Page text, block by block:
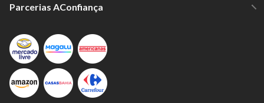
Parcerias AConfiança